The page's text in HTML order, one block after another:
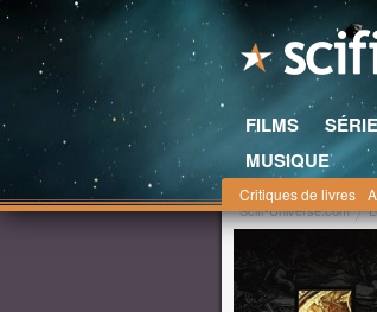
FILMS
MUSIQUE
Critiques de livres
Scifi-Universe.com